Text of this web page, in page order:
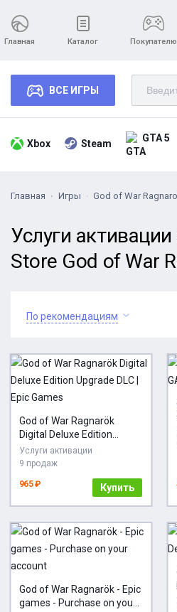
Главная Каталог Покупателю
ВСЕ ИГРЫ
Xbox Steam GTA 5
Главная Игры God of War
Услуги
Store God of War
По рекомендациям
God of War Ragnarök
Digital Deluxe Edition
Upgrade DLC | Epic Games
Услуги активации
9 продаж
965 ₽ Купить
God of War Ragnarök - Epic
games - Purchase on your